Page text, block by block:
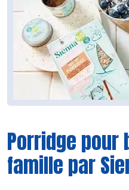
Porridge pour
famille par